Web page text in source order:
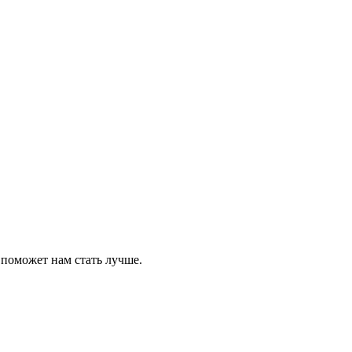
нам стать лучше.